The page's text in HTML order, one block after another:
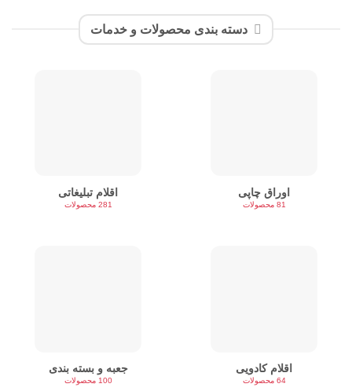
دسته بندی محصولات و خدمات
اوراق چاپی
81 محصولات
اقلام تبلیغاتی
281 محصولات
اقلام کادویی
64 محصولات
جعبه و بسته بندی
100 محصولات